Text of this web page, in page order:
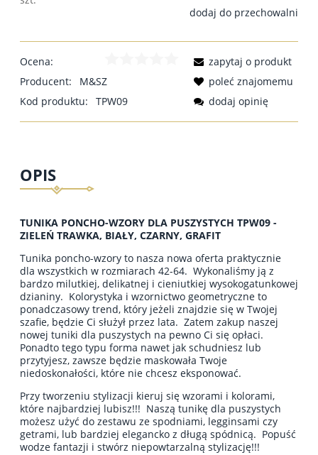
dodaj do przechowalni
Ocena:
Producent:
M&SZ
Kod produktu:
TPW09
zapytaj o produkt
poleć znajomemu
dodaj opinię
OPIS
TUNIKA PONCHO-WZORY DLA PUSZYSTYCH TPW09 -
ZIELEŃ TRAWKA, BIAŁY, CZARNY, GRAFIT
Tunika poncho-wzory to nasza nowa oferta praktycznie
dla wszystkich w rozmiarach 42-64. Wykonaliśmy ją z
bardzo milutkiej, delikatnej i cieniutkiej wysokogatunkowej
dzianiny. Kolorystyka i wzornictwo geometryczne to
ponadczasowy trend, który jeżeli znajdzie się w Twojej
szafie, będzie Ci służył przez lata. Zatem zakup naszej
nowej tuniki dla puszystych na pewno Ci się opłaci.
Ponadto tego typu forma nawet jak schudniesz lub
przytyjesz, zawsze będzie maskowała Twoje
niedoskonałości, które nie chcesz eksponować.
Przy tworzeniu stylizacji kieruj się wzorami i kolorami,
które najbardziej lubisz!!! Naszą tunikę dla puszystych
możesz użyć do zestawu ze spodniami, legginsami czy
getrami, lub bardziej elegancko z długą spódnicą. Popuść
wodze fantazji i stwórz niepowtarzalną stylizację!!!